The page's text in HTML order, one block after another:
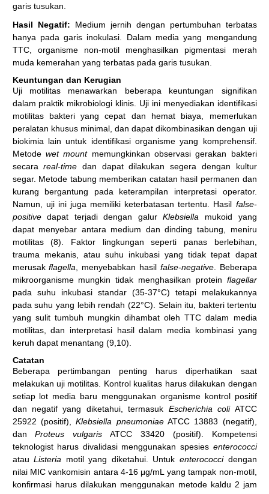
garis tusukan.
Hasil Negatif: Medium jernih dengan pertumbuhan terbatas
hanya pada garis inokulasi. Dalam media yang mengandung
TTC, organisme non-motil menghasilkan pigmentasi merah
muda kemerahan yang terbatas pada garis tusukan.
Keuntungan dan Kerugian
Uji motilitas menawarkan beberapa keuntungan signifikan
dalam praktik mikrobiologi klinis. Uji ini menyediakan identifikasi
motilitas bakteri yang cepat dan hemat biaya, memerlukan
peralatan khusus minimal, dan dapat dikombinasikan dengan uji
biokimia lain untuk identifikasi organisme yang komprehensif.
Metode wet mountmemungkinkan observasi gerakan bakteri
secarareal-time dan dapat dilakukan segera dengan kultur
segar. Metode tabung memberikan catatan hasil permanen dan
kurang bergantung pada keterampilan interpretasi operator.
Namun, uji ini juga memiliki keterbatasan tertentu. Hasil false-
positivedapat terjadi dengan galurKlebsiella mukoid yang
dapat menyebar antara medium dan dinding tabung, meniru
motilitas (8). Faktor lingkungan seperti panas berlebihan,
trauma mekanis, atau suhu inkubasi yang tidak tepat dapat
merusakflagella , menyebabkan hasil false-negative. Beberapa
mikroorganisme mungkin tidak menghasilkan protein flagellar
pada suhu inkubasi standar (35-37°C) tetapi melakukannya
pada suhu yang lebih rendah (22°C). Selain itu, bakteri tertentu
yang sulit tumbuh mungkin dihambat oleh TTC dalam media
motilitas, dan interpretasi hasil dalam media kombinasi yang
keruh dapat menantang (9,10).
Catatan
Beberapa pertimbangan penting harus diperhatikan saat
melakukan uji motilitas. Kontrol kualitas harus dilakukan dengan
setiap lot media baru menggunakan organisme kontrol positif
dan negatif yang diketahui, termasuk Escherichia coliATCC
25922 (positif),Klebsiella pneumoniaeATCC 13883 (negatif),
danProteus vulgaris ATCC 33420 (positif). Kompetensi
teknologist harus divalidasi menggunakan spesies enterococci
atauListeria motil yang diketahui. Untuk enterococcidengan
nilai MIC vankomisin antara 4-16 μg/mL yang tampak non-motil,
konfirmasi harus dilakukan menggunakan metode kaldu 2 jam